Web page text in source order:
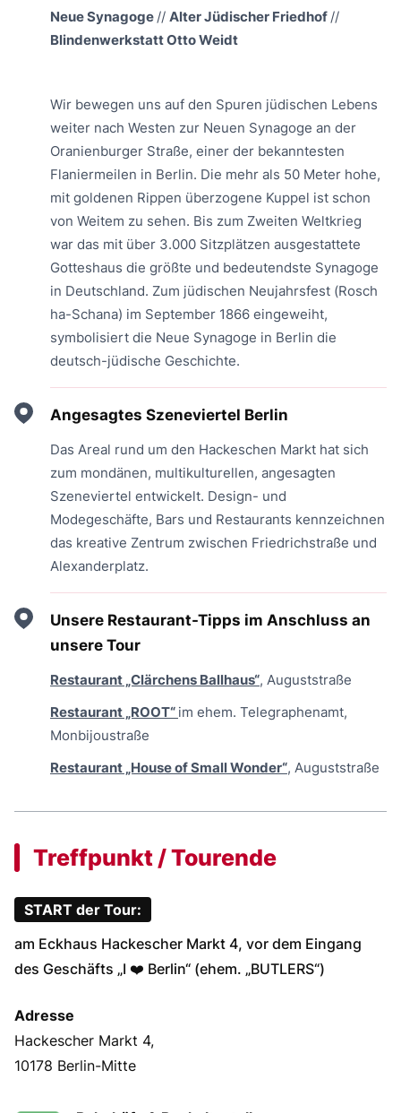
Neue Synagoge // Alter Jüdischer Friedhof //
Blindenwerkstatt Otto Weidt
Wir bewegen uns auf den Spuren jüdischen Lebens
weiter nach Westen zur Neuen Synagoge an der
Oranienburger Straße, einer der bekanntesten
Flaniermeilen in Berlin. Die mehr als 50 Meter hohe,
mit goldenen Rippen überzogene Kuppel ist schon
von Weitem zu sehen. Bis zum Zweiten Weltkrieg
war das mit über 3.000 Sitzplätzen ausgestattete
Gotteshaus die größte und bedeutendste Synagoge
in Deutschland. Zum jüdischen Neujahrsfest (Rosch
ha-Schana) im September 1866 eingeweiht,
symbolisiert die Neue Synagoge in Berlin die
deutsch-jüdische Geschichte.
Angesagtes Szeneviertel Berlin
Das Areal rund um den Hackeschen Markt hat sich
zum mondänen, multikulturellen, angesagten
Szeneviertel entwickelt. Design- und
Modegeschäfte, Bars und Restaurants kennzeichnen
das kreative Zentrum zwischen Friedrichstraße und
Alexanderplatz.
Unsere Restaurant-Tipps im Anschluss an
unsere Tour
Restaurant „Clärchens Ballhaus“, Auguststraße
Restaurant „ROOT“ im ehem. Telegraphenamt,
Monbijoustraße
Restaurant „House of Small Wonder“, Auguststraße
Treffpunkt / Tourende
START der Tour:
am Eckhaus Hackescher Markt 4, vor dem Eingang
des Geschäfts „I ❤️ Berlin“ (ehem. „BUTLERS“)
Adresse
Hackescher Markt 4,
10178 Berlin-Mitte